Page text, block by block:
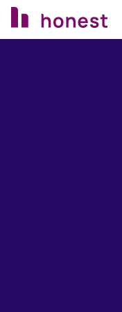
Honest Bank Whatsapp